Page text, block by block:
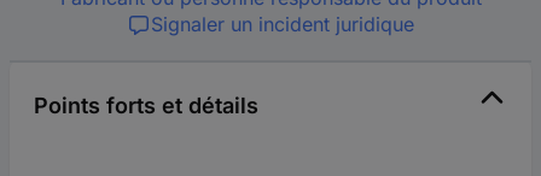
Signaler un incident juridique
Points forts et détails